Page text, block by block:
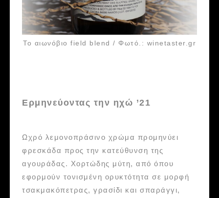
Το αιωνόβιο field blend / Φωτό.: winetaster.gr
Ερμηνεύοντας την ηχώ ’21
Ωχρό λεμονοπράσινο χρώμα προμηνύει
φρεσκάδα προς την κατεύθυνση της
αγουράδας. Χορτώδης μύτη, από όπου
εφορμούν τονισμένη ορυκτότητα σε μορφή
τσακμακόπετρας, γρασίδι και σπαράγγι,